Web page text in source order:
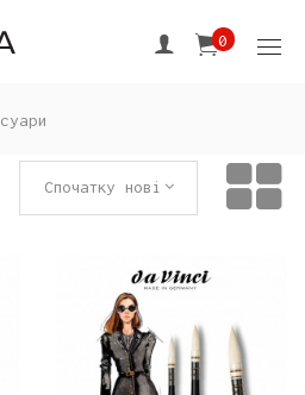
0
Спочатку нові